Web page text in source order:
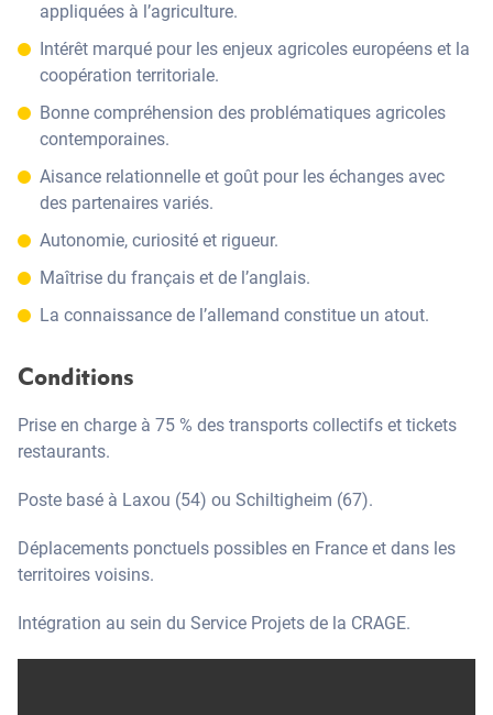
appliquées à l’agriculture.
Intérêt marqué pour les enjeux agricoles européens et la
coopération territoriale.
Bonne compréhension des problématiques agricoles
contemporaines.
Aisance relationnelle et goût pour les échanges avec
des partenaires variés.
Autonomie, curiosité et rigueur.
Maîtrise du français et de l’anglais.
La connaissance de l’allemand constitue un atout.
Conditions
Prise en charge à 75 % des transports collectifs et tickets
restaurants.
Poste basé à Laxou (54) ou Schiltigheim (67).
Déplacements ponctuels possibles en France et dans les
territoires voisins.
Intégration au sein du Service Projets de la CRAGE.